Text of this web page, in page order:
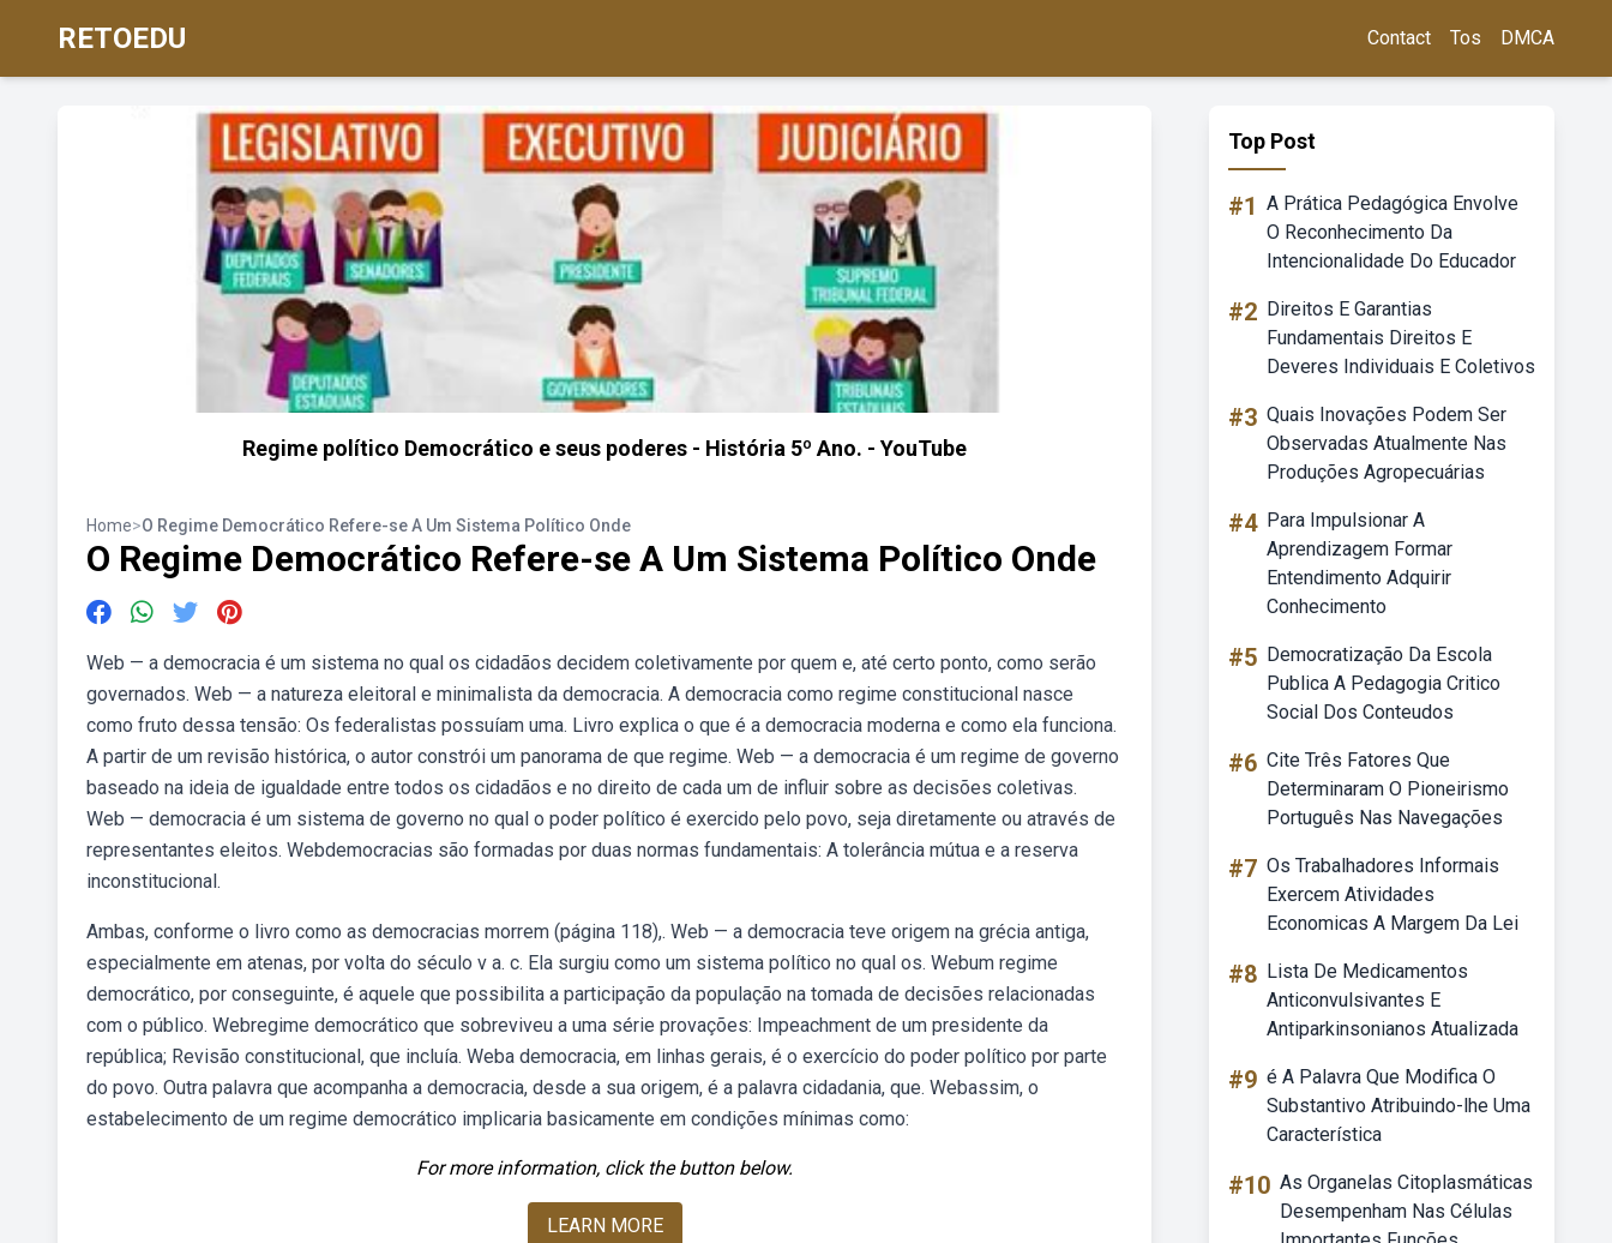
RETOEDU Contact Tos DMCA
Regime político Democrático e seus poderes - História 5º Ano. - YouTube
Home>O Regime Democrático Refere-se A Um Sistema Político Onde
O Regime Democrático Refere-se A Um Sistema Político Onde
Web — a democracia é um sistema no qual os cidadãos decidem coletivamente por quem e, até certo ponto, como serão
governados. Web — a natureza eleitoral e minimalista da democracia. A democracia como regime constitucional nasce
como fruto dessa tensão: Os federalistas possuíam uma. Livro explica o que é a democracia moderna e como ela funciona.
A partir de um revisão histórica, o autor constrói um panorama de que regime. Web — a democracia é um regime de governo
baseado na ideia de igualdade entre todos os cidadãos e no direito de cada um de influir sobre as decisões coletivas.
Web — democracia é um sistema de governo no qual o poder político é exercido pelo povo, seja diretamente ou através de
representantes eleitos. Webdemocracias são formadas por duas normas fundamentais: A tolerância mútua e a reserva
inconstitucional.
Ambas, conforme o livro como as democracias morrem (página 118),. Web — a democracia teve origem na grécia antiga,
especialmente em atenas, por volta do século v a. c. Ela surgiu como um sistema político no qual os. Webum regime
democrático, por conseguinte, é aquele que possibilita a participação da população na tomada de decisões relacionadas
com o público. Webregime democrático que sobreviveu a uma série provações: Impeachment de um presidente da
república; Revisão constitucional, que incluía. Weba democracia, em linhas gerais, é o exercício do poder político por parte
do povo. Outra palavra que acompanha a democracia, desde a sua origem, é a palavra cidadania, que. Webassim, o
estabelecimento de um regime democrático implicaria basicamente em condições mínimas como:
For more information, click the button below.
LEARN MORE
Top Post
#1 A Prática Pedagógica Envolve
O Reconhecimento Da
Intencionalidade Do Educador
#2 Direitos E Garantias
Fundamentais Direitos E
Deveres Individuais E Coletivos
#3 Quais Inovações Podem Ser
Observadas Atualmente Nas
Produções Agropecuárias
#4 Para Impulsionar A
Aprendizagem Formar
Entendimento Adquirir
Conhecimento
#5 Democratização Da Escola
Publica A Pedagogia Critico
Social Dos Conteudos
#6 Cite Três Fatores Que
Determinaram O Pioneirismo
Português Nas Navegações
#7 Os Trabalhadores Informais
Exercem Atividades
Economicas A Margem Da Lei
#8 Lista De Medicamentos
Anticonvulsivantes E
Antiparkinsonianos Atualizada
#9 é A Palavra Que Modifica O
Substantivo Atribuindo-lhe Uma
Característica
#10 As Organelas Citoplasmáticas
Desempenham Nas Células